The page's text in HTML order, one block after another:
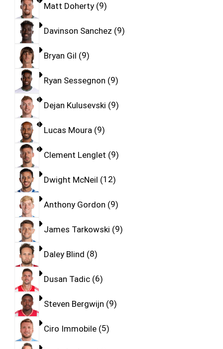
Matt Doherty 9
Davinson Sanchez 9
Bryan Gil 9
Ryan Sessegnon 9
Dejan Kulusevski 9
Lucas Moura 9
Clement Lenglet 9
Dwight McNeil 12
Anthony Gordon 9
James Tarkowski 9
Daley Blind 8
Dusan Tadic 6
Steven Bergwijn 9
Ciro Immobile 5